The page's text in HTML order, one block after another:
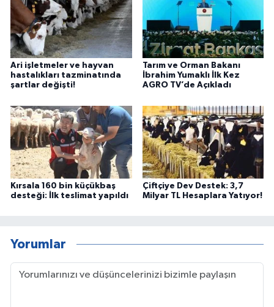
Ari işletmeler ve hayvan
hastalıkları tazminatında
şartlar değişti!
Tarım ve Orman Bakanı
İbrahim Yumaklı İlk Kez
AGRO TV’de Açıkladı
Kırsala 160 bin küçükbaş
desteği: İlk teslimat yapıldı
Çiftçiye Dev Destek: 3,7
Milyar TL Hesaplara Yatıyor!
Yorumlar